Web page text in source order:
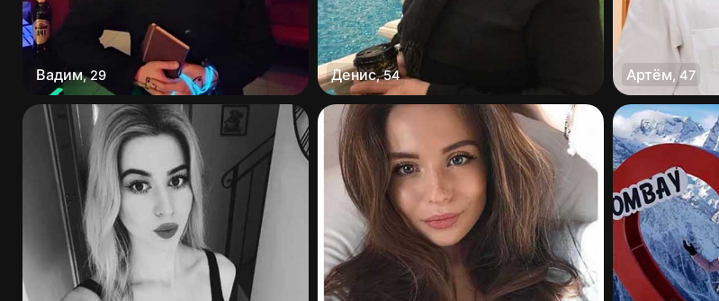
Вадим,29 Денис,54 Артём, 47